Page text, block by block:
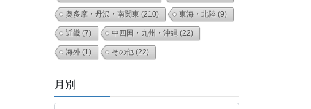
奥多摩・丹沢・南関東 (210) 東海・北陸 (9)
近畿 (7) 中四国・九州・沖縄 (22)
海外 (1) その他 (22)
月別
月